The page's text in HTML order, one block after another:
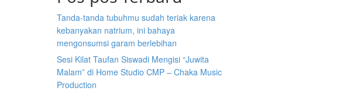
Tanda-tanda tubuhmu sudah teriak karena
kebanyakan natrium, ini bahaya
mengonsumsi garam berlebihan
Sesi Kilat Taufan Siswadi Mengisi “Juwita
Malam” di Home Studio CMP – Chaka Music
Production